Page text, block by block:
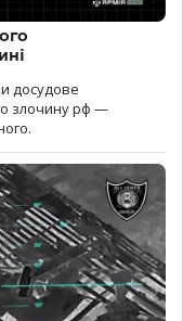
досудове
злочину рф —